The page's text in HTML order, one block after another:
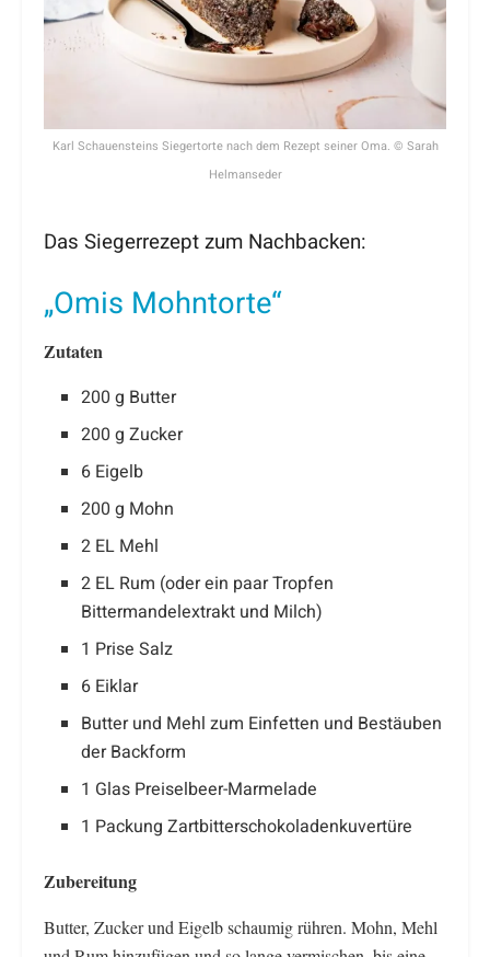
Karl Schauensteins Siegertorte nach dem Rezept seiner Oma. © Sarah
Helmanseder
Das Siegerrezept zum Nachbacken:
„Omis Mohntorte“
Zutaten
200 g Butter
200 g Zucker
6 Eigelb
200 g Mohn
2 EL Mehl
2 EL Rum (oder ein paar Tropfen
Bittermandelextrakt und Milch)
1 Prise Salz
6 Eiklar
Butter und Mehl zum Einfetten und Bestäuben
der Backform
1 Glas Preiselbeer-Marmelade
1 Packung Zartbitterschokoladenkuvertüre
Zubereitung
Butter, Zucker und Eigelb schaumig rühren. Mohn, Mehl